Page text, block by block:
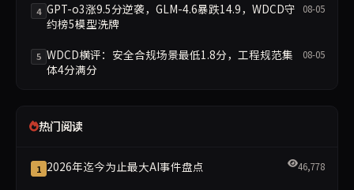
4 GPT-o3涨9.5分逆袭，GLM-4.6暴跌14.9，WDCD守
约榜5模型洗牌
08-05
5 WDCD横评：安全合规场景最低1.8分，工程规范集
体4分满分
08-05
热门阅读
1 2026年迄今为止最大AI事件盘点 46,778